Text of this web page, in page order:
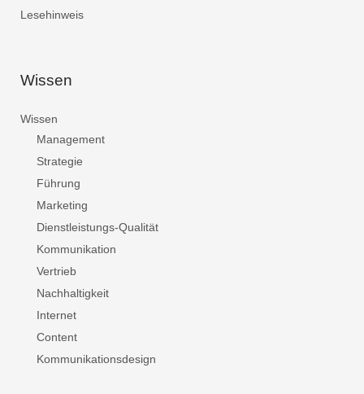
Lesehinweis
Wissen
Wissen
Management
Strategie
Führung
Marketing
Dienstleistungs-Qualität
Kommunikation
Vertrieb
Nachhaltigkeit
Internet
Content
Kommunikationsdesign